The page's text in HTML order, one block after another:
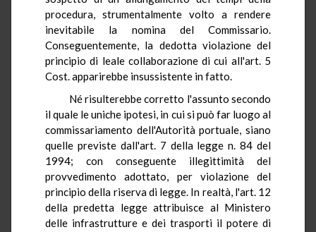
procedura, strumentalmente volto a rendere
inevitabile la nomina del Commissario.
Conseguentemente, la dedotta violazione del
principio di leale collaborazione di cui all'art. 5
Cost. apparirebbe insussistente in fatto.
Né risulterebbe corretto l'assunto secondo
il quale le uniche ipotesi, in cui si può far luogo al
commissariamento dell'Autorità portuale, siano
quelle previste dall'art. 7 della legge n. 84 del
1994; con conseguente illegittimità del
provvedimento adottato, per violazione del
principio della riserva di legge. In realtà, l'art. 12
della predetta legge attribuisce al Ministero
delle infrastrutture e dei trasporti il potere di